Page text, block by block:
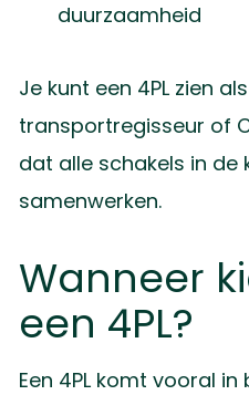
duurzaamheid
Je kunt een 4PL zien
transportregisseur of
dat alle schakels in de
samenwerken.
Wanneer
een 4PL?
Een 4PL komt vooral